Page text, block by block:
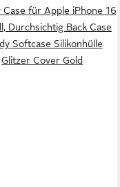
Case für Apple iPhone 16
Durchsichtig Back Case
Softcase Silikonhülle
Glitzer Cover Gold